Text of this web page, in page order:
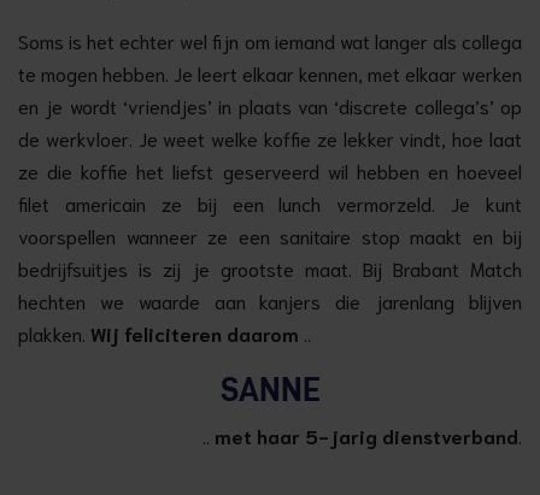
Soms is het echter wel fijn om iemand wat langer als collega
te mogen hebben. Je leert elkaar kennen, met elkaar werken
en je wordt ‘vriendjes’ in plaats van ‘discrete collega’s’ op
de werkvloer. Je weet welke koffie ze lekker vindt, hoe laat
ze die koffie het liefst geserveerd wil hebben en hoeveel
filet americain ze bij een lunch vermorzeld. Je kunt
voorspellen wanneer ze een sanitaire stop maakt en bij
bedrijfsuitjes is zij je grootste maat. Bij Brabant Match
hechten we waarde aan kanjers die jarenlang blijven
plakken. Wij feliciteren daarom
SANNE
met haar 5-jarig dienstverband